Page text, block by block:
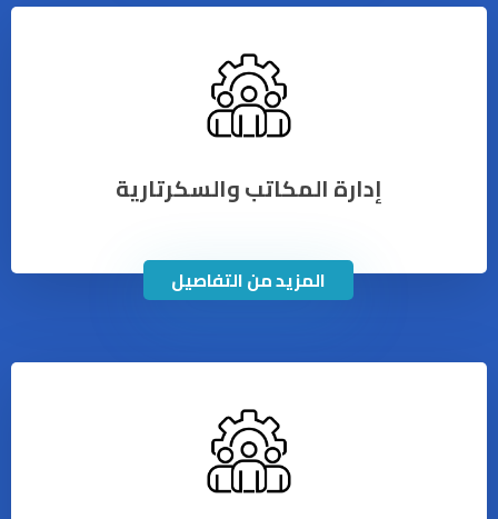
إدارة المكاتب والسكرتارية
المزيد من التفاصيل